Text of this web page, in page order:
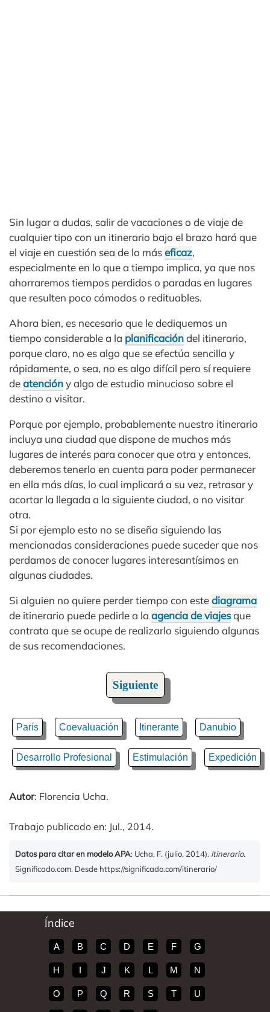
Sin lugar a dudas, salir de vacaciones o de viaje de
cualquier tipo con un itinerario bajo el brazo hará que
el viaje en cuestión sea de lo máseficaz,
especialmente en lo que a tiempo implica, ya que nos
ahorraremos tiempos perdidos o paradas en lugares
que resulten poco cómodos o redituables.
Ahora bien, es necesario que le dediquemos un
tiempo considerable a la planificacióndel itinerario,
porque claro, no es algo que se efectúa sencilla y
rápidamente, o sea, no es algo difícil pero sí requiere
deatencióny algo de estudio minucioso sobre el
destino a visitar.
Porque por ejemplo, probablemente nuestro itinerario
incluya una ciudad que dispone de muchos más
lugares de interés para conocer que otra y entonces,
deberemos tenerlo en cuenta para poder permanecer
en ella más días, lo cual implicará a su vez, retrasar y
acortar la llegada a la siguiente ciudad, o no visitar
otra.
Si por ejemplo esto no se diseña siguiendo las
mencionadas consideraciones puede suceder que nos
perdamos de conocer lugares interesantísimos en
algunas ciudades.
Si alguien no quiere perder tiempo con estediagrama
de itinerario puede pedirle a la agencia de viajesque
contrata que se ocupe de realizarlo siguiendo algunas
de sus recomendaciones.
Siguiente
París Coevaluación Itinerante Danubio
Desarrollo Profesional Estimulación Expedición
Autor: Florencia Ucha.
Trabajo publicado en: Jul., 2014.
Datos para citar en modelo APA: Ucha, F. (julio, 2014). Itinerario.
Significado.com. Desde https://significado.com/itinerario/
Índice
A B C D E F G
H I J K L M N
O P Q R S T U